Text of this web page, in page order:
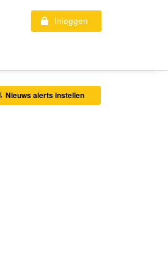
Inloggen
Nieuws alerts instellen